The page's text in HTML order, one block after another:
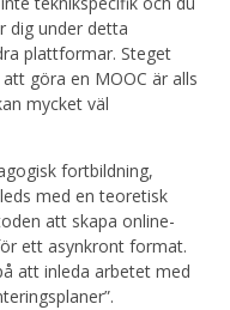
dig under detta
plattformar. Steget
göra en MOOC är alls
mycket väl
fortbildning,
med en teoretisk
att skapa online-
ett asynkront format.
att inleda arbetet med